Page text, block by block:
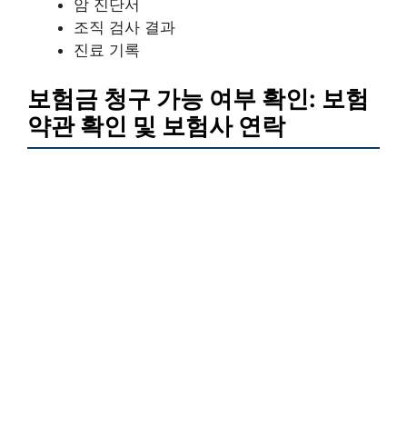
암 진단서
조직 검사 결과
진료 기록
보험금 청구 가능 여부 확인: 보험
약관 확인 및 보험사 연락